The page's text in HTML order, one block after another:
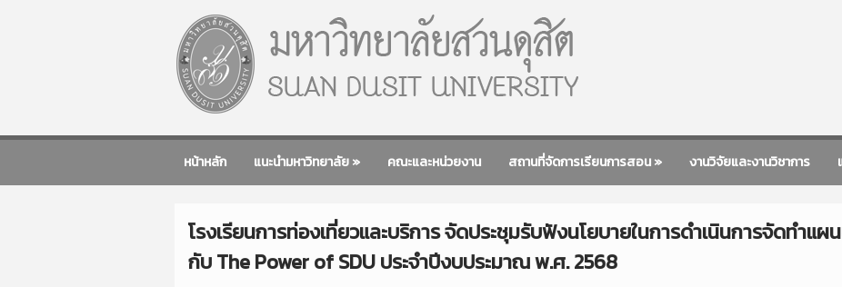
หน้าหลัก แนะนำมหาวิทยาลัย» คณะและหน่วยงาน สถานที่จัดการเรียนการสอน» งานวิจัยและงานวิชาการ
โรงเรียนการท่องเที่ยวและบริการ จัดประชุมรับฟังนโยบายในการดำเนินการจัดทำแ
กับ The Power of SDU ประจำปีงบประมาณ พ.ศ. 2568